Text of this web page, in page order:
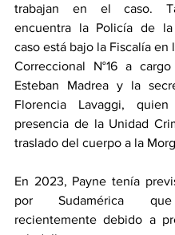
trabajan en el caso.
encuentra la Policía de
caso está bajo la Fiscalía en
Correccional N°16 a
Esteban Madrea y la
Florencia Lavaggi,
presencia de la Unidad
traslado del cuerpo a la
En 2023, Payne tenía
por Sudamérica
recientemente debido a